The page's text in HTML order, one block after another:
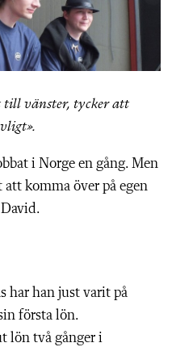
till vänster, tycker att
i Norge en gång. Men
komma över på egen
har han just varit på
första lön.
lön två gånger i